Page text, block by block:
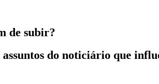
de subir?
do noticiário que